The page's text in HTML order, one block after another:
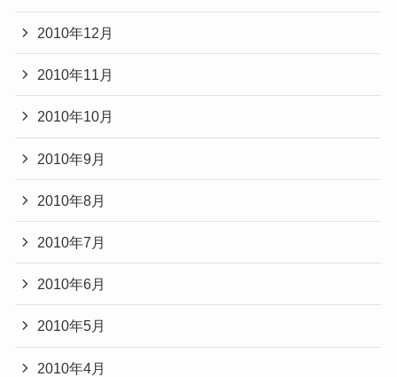
2010年12月
2010年11月
2010年10月
2010年9月
2010年8月
2010年7月
2010年6月
2010年5月
2010年4月